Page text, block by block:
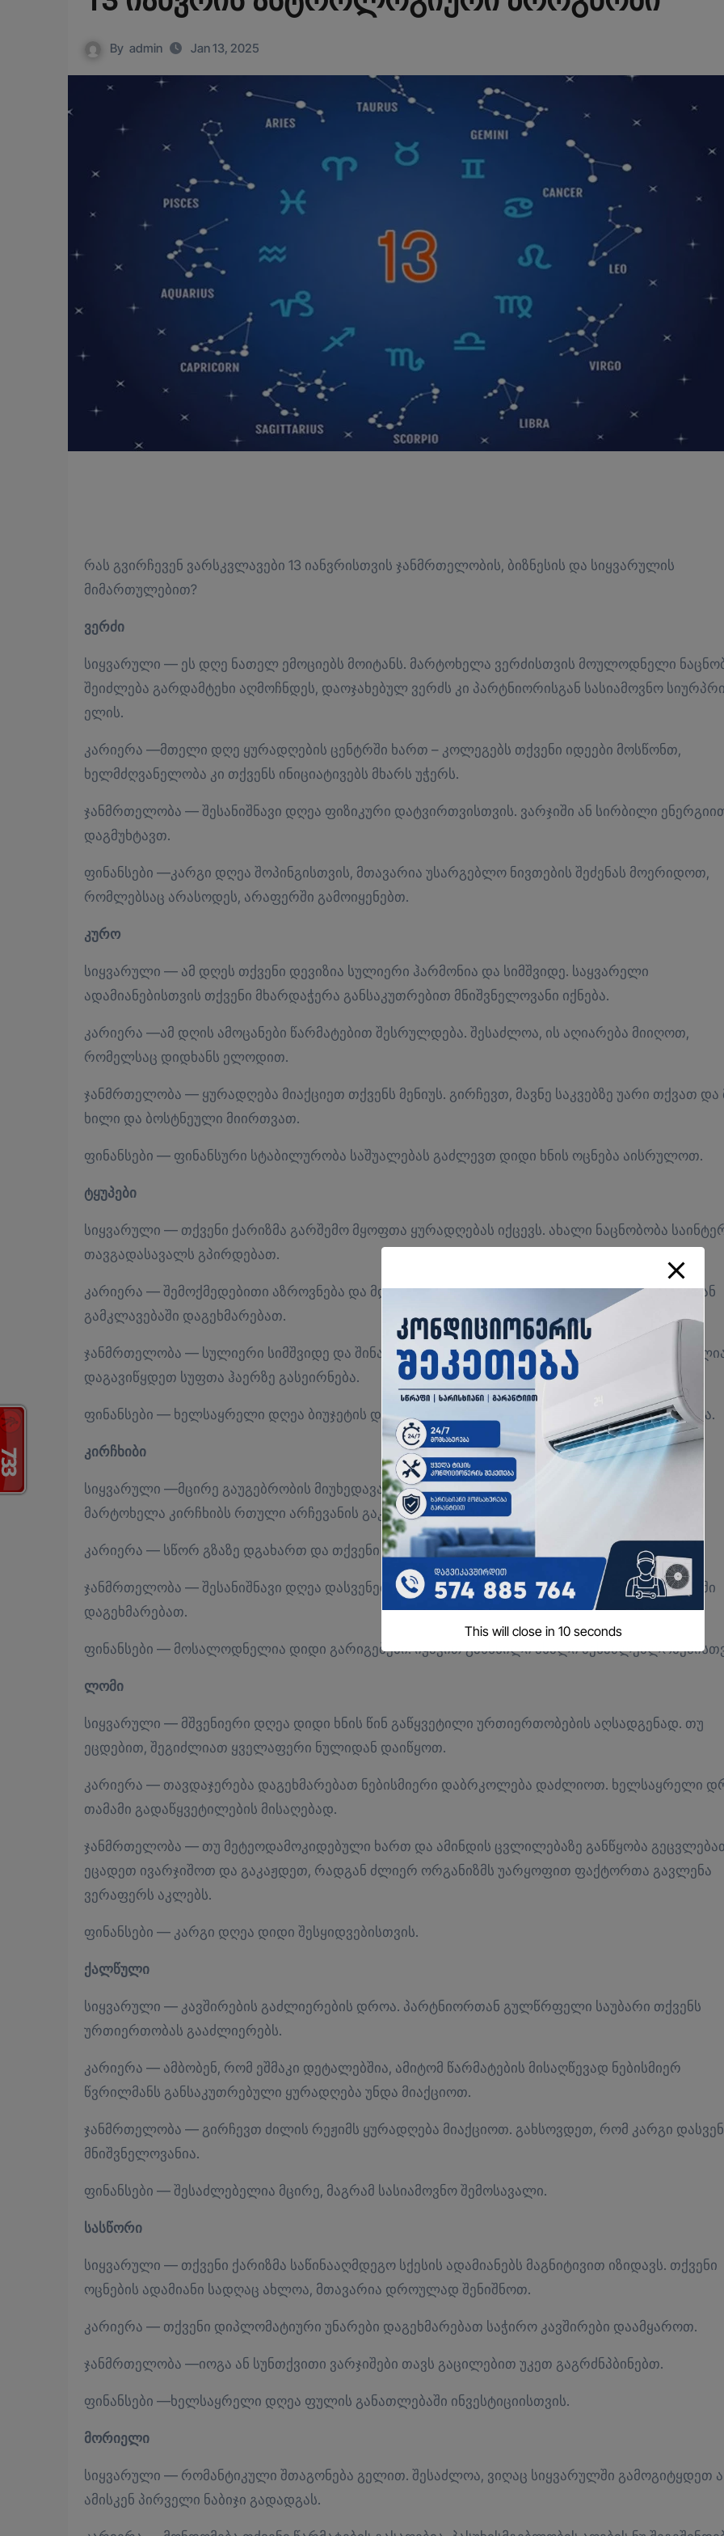
By admin Jan 13, 2025
რას გვირჩევენ ვარსკვლავები 13 იანვრისთვის ჯანმრთელობის, ბიზნესის და სიყვარულის
მიმართულებით?
ვერძი
სიყვარული — ეს დღე ნათელ ემოციებს მოიტანს. მარტოხელა ვერძისთვის მოულოდნელი
შეიძლება გარდამტეხი აღმოჩნდეს, დაოჯახებულ ვერძს კი პარტნიორისგან სასიამოვნო
ელის.
კარიერა —მთელი დღე ყურადღების ცენტრში ხართ – კოლეგებს თქვენი იდეები მოსწონთ,
ხელმძღვანელობა კი თქვენს ინიციატივებს მხარს უჭერს.
ჯანმრთელობა — შესანიშნავი დღეა ფიზიკური დატვირთვისთვის. ვარჯიში ან სირბილი
დაგმუხტავთ.
ფინანსები —კარგი დღეა შოპინგისთვის, მთავარია უსარგებლო ნივთების შეძენას მოერიდოთ,
რომლებსაც არასოდეს, არაფერში გამოიყენებთ.
კურო
სიყვარული — ამ დღეს თქვენი დევიზია სულიერი ჰარმონია და სიმშვიდე. საყვარელი
ადამიანებისთვის თქვენი მხარდაჭერა განსაკუთრებით მნიშვნელოვანი იქნება.
კარიერა —ამ დღის ამოცანები წარმატებით შესრულდება. შესაძლოა, ის აღიარება მიიღოთ,
რომელსაც დიდხანს ელოდით.
ჯანმრთელობა — ყურადღება მიაქციეთ თქვენს მენიუს. გირჩევთ, მავნე საკვებზე უარი თქვათ და
ხილი და ბოსტნეული მიირთვათ.
ფინანსები — ფინანსური სტაბილურობა საშუალებას გაძლევთ დიდი ხნის ოცნება აისრულოთ.
ტყუპები
სიყვარული — თქვენი ქარიზმა გარშემო მყოფთა ყურადღებას იქცევს. ახალი ნაცნობობა
თავგადასავალს გპირდებათ.
კარიერა — შემოქმედებითი აზროვნება და მდიდარი წარმოსახვის უნარი ამ დღის ამოცანებთან
გამკლავებაში დაგეხმარებათ.
ჯანმრთელობა — სულიერი სიმშვიდე და შინაგანი ჰარმონია მტკიცე ჯანმრთელობის
დაგავიწყდეთ სუფთა ჰაერზე გასეირნება.
ფინანსები — ხელსაყრელი დღეა ბიუჯეტის დაგეგმვისთვის. ფინანსური პერსპექტივა საიმედოა.
კირჩხიბი
სიყვარული —მცირე გაუგებრობის მიუხედავად, პარტნიორთან საერთო ენას გამონახავთ.
მარტოხელა კირჩხიბს რთული არჩევანის გაკეთება მოუწევს.
კარიერა — სწორ გზაზე დგახართ და თქვენი ძალისხმევა ნაყოფს გამოიღებს.
ჯანმრთელობა — შესანიშნავი დღეა დასვენებისთვის. მასაჟი ან მედიტაცია ძალების აღდგენაში
დაგეხმარებათ.
ფინანსები — მოსალოდნელია დიდი გარიგებები. იყავით გახსნილი ახალი
ლომი
სიყვარული — მშვენიერი დღეა დიდი ხნის წინ გაწყვეტილი ურთიერთობების აღსადგენად. თუ
ეცდებით, შეგიძლიათ ყველაფერი ნულიდან დაიწყოთ.
კარიერა — თავდაჯერება დაგეხმარებათ ნებისმიერი დაბრკოლება დაძლიოთ. ხელსაყრელი
თამამი გადაწყვეტილების მისაღებად.
ჯანმრთელობა — თუ მეტეოდამოკიდებული ხართ და ამინდის ცვლილებაზე განწყობა
ეცადეთ ივარჯიშოთ და გაკაჟდეთ, რადგან ძლიერ ორგანიზმს უარყოფით ფაქტორთა გავლენა
ვერაფერს აკლებს.
ფინანსები — კარგი დღეა დიდი შესყიდვებისთვის.
ქალწული
სიყვარული — კავშირების გაძლიერების დროა. პარტნიორთან გულწრფელი საუბარი თქვენს
ურთიერთობას გააძლიერებს.
კარიერა — ამბობენ, რომ ეშმაკი დეტალებშია, ამიტომ წარმატების მისაღწევად ნებისმიერ
წვრილმანს განსაკუთრებული ყურადღება უნდა მიაქციოთ.
ჯანმრთელობა — გირჩევთ ძილის რეჟიმს ყურადღება მიაქციოთ. გახსოვდეთ, რომ კარგი
მნიშვნელოვანია.
ფინანსები — შესაძლებელია მცირე, მაგრამ სასიამოვნო შემოსავალი.
სასწორი
სიყვარული — თქვენი ქარიზმა საწინააღმდეგო სქესის ადამიანებს მაგნიტივით იზიდავს. თქვენი
ოცნების ადამიანი სადღაც ახლოა, მთავარია დროულად შენიშნოთ.
კარიერა — თქვენი დიპლომატიური უნარები დაგეხმარებათ საჭირო კავშირები დაამყაროთ.
ჯანმრთელობა —იოგა ან სუნთქვითი ვარჯიშები თავს გაცილებით უკეთ გაგრძნპბინებთ.
ფინანსები —ხელსაყრელი დღეა ფულის განათლებაში ინვესტიციისთვის.
მორიელი
სიყვარული — რომანტიკული შთაგონება გელით. შესაძლოა, ვიღაც სიყვარულში გამოგიტყდეთ
ამისკენ პირველი ნაბიჯი გადადგას.
This will close in9seconds